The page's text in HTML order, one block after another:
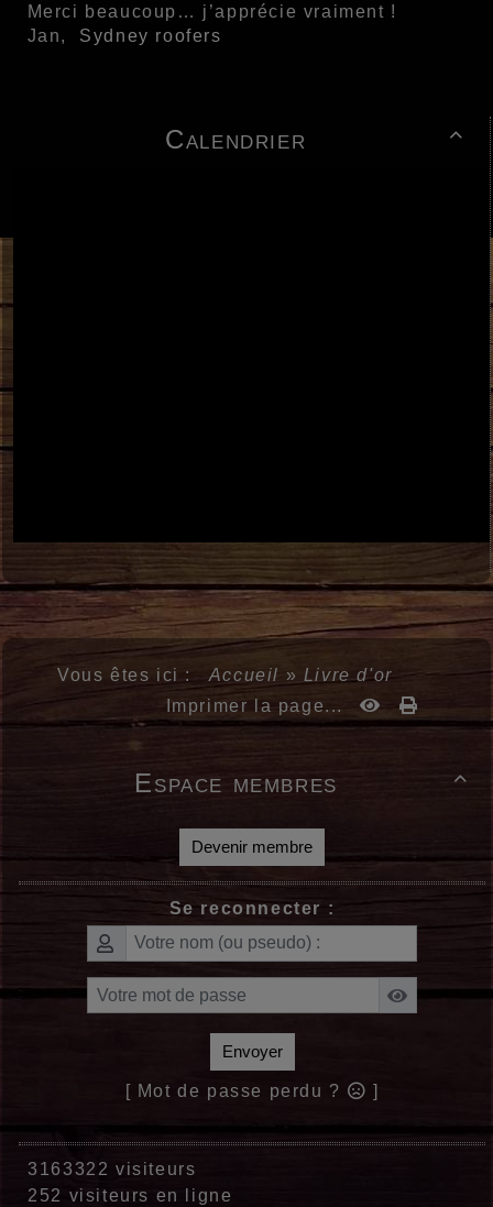

Calendrier
Merci beaucoup… j’apprécie vraiment !
Jan, Sydney roofers
Vous êtes ici : Accueil » Livre d'or
Imprimer la page...

Espace membres
Devenir membre
Se reconnecter :
Envoyer
[ Mot de passe perdu ? ]
3163322 visiteurs
252 visiteurs en ligne